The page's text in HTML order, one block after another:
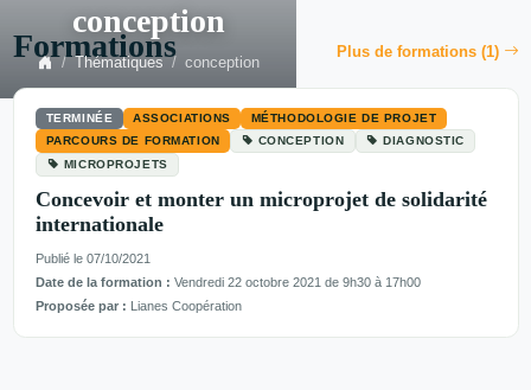
conception
Thématiques conception
Formations Plus de formations (1)
TERMINÉE ASSOCIATIONS
MÉTHODOLOGIE DE PROJET
PARCOURS DE FORMATION
CONCEPTION
DIAGNOSTIC
MICROPROJETS
Concevoir et monter un microprojet de solidarité
internationale
Publié le 07/10/2021
Date de la formation : Vendredi 22 octobre 2021 de 9h30 à 17h00
Proposée par : Lianes Coopération